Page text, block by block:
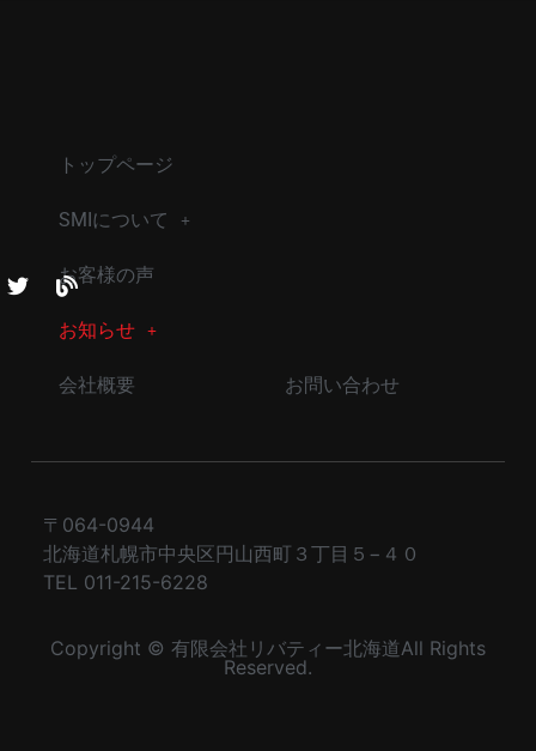
トップページ
SMIについて
お客様の声
お知らせ
会社概要 お問い合わせ
〒064-0944
北海道札幌市中央区円山西町３丁目５−４０
TEL 011-215-6228
Copyright © 有限会社リバティー北海道All Rights
Reserved.